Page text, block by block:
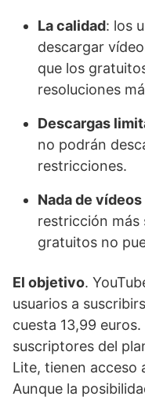
La calidad: los
descargar
que los
resoluciones
Descargas
no podrán
restricciones.
Nada de
restricción más
gratuitos no
El objetivo.
usuarios a
cuesta 13,99
suscriptores del
Lite, tienen acceso
Aunque la